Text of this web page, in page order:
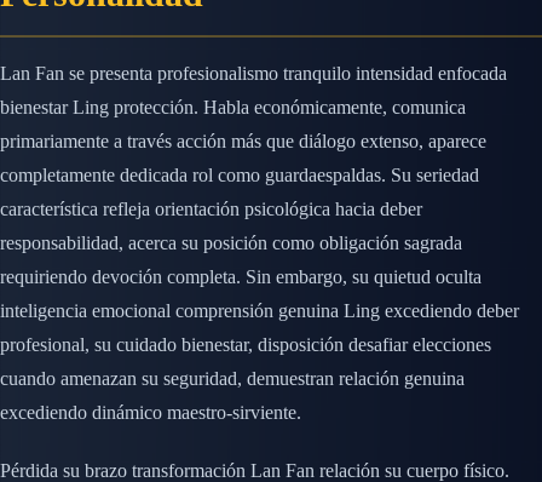
Lan Fan se presenta profesionalismo tranquilo intensidad enfocada
bienestar Ling protección. Habla económicamente, comunica
primariamente a través acción más que diálogo extenso, aparece
completamente dedicada rol como guardaespaldas. Su seriedad
característica refleja orientación psicológica hacia deber
responsabilidad, acerca su posición como obligación sagrada
requiriendo devoción completa. Sin embargo, su quietud oculta
inteligencia emocional comprensión genuina Ling excediendo deber
profesional, su cuidado bienestar, disposición desafiar elecciones
cuando amenazan su seguridad, demuestran relación genuina
excediendo dinámico maestro-sirviente.
Pérdida su brazo transformación Lan Fan relación su cuerpo físico.